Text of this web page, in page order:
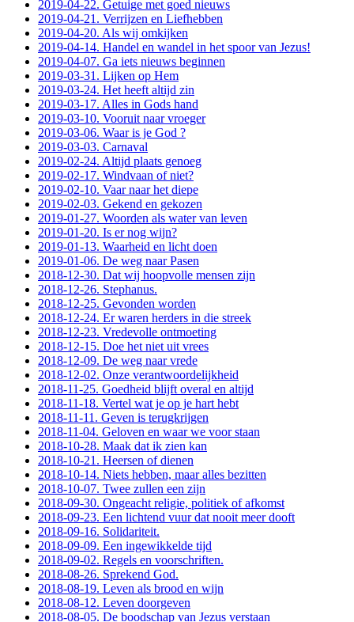
2019-04-22. Getuige met goed nieuws
2019-04-21. Verrijzen en Liefhebben
2019-04-20. Als wij omkijken
2019-04-14. Handel en wandel in het spoor van Jezus!
2019-04-07. Ga iets nieuws beginnen
2019-03-31. Lijken op Hem
2019-03-24. Het heeft altijd zin
2019-03-17. Alles in Gods hand
2019-03-10. Vooruit naar vroeger
2019-03-06. Waar is je God ?
2019-03-03. Carnaval
2019-02-24. Altijd plaats genoeg
2019-02-17. Windvaan of niet?
2019-02-10. Vaar naar het diepe
2019-02-03. Gekend en gekozen
2019-01-27. Woorden als water van leven
2019-01-20. Is er nog wijn?
2019-01-13. Waarheid en licht doen
2019-01-06. De weg naar Pasen
2018-12-30. Dat wij hoopvolle mensen zijn
2018-12-26. Stephanus.
2018-12-25. Gevonden worden
2018-12-24. Er waren herders in die streek
2018-12-23. Vredevolle ontmoeting
2018-12-15. Doe het niet uit vrees
2018-12-09. De weg naar vrede
2018-12-02. Onze verantwoordelijkheid
2018-11-25. Goedheid blijft overal en altijd
2018-11-18. Vertel wat je op je hart hebt
2018-11-11. Geven is terugkrijgen
2018-11-04. Geloven en waar we voor staan
2018-10-28. Maak dat ik zien kan
2018-10-21. Heersen of dienen
2018-10-14. Niets hebben, maar alles bezitten
2018-10-07. Twee zullen een zijn
2018-09-30. Ongeacht religie, politiek of afkomst
2018-09-23. Een lichtend vuur dat nooit meer dooft
2018-09-16. Solidariteit.
2018-09-09. Een ingewikkelde tijd
2018-09-02. Regels en voorschriften.
2018-08-26. Sprekend God.
2018-08-19. Leven als brood en wijn
2018-08-12. Leven doorgeven
2018-08-05. De boodschap van Jezus verstaan